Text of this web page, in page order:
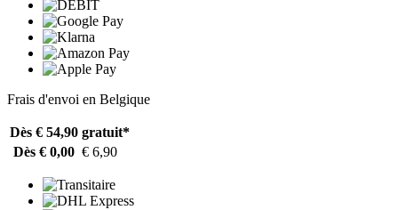
Frais d'envoi en Belgique
Dès € 54,90 gratuit*
Dès € 0,00 € 6,90